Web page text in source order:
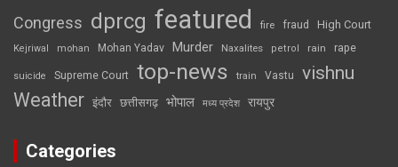
Congress dprcg featured fire fraud High Court
Kejriwal mohan Mohan Yadav Murder Naxalites petrol rain rape
suicide Supreme Court top-news train Vastu vishnu
Weather इंदौर छत्तीसगढ़ भोपाल मध्य प्रदेश रायपुर
Categories